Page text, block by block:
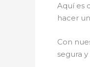
Aquí es
hacer
Con
segura